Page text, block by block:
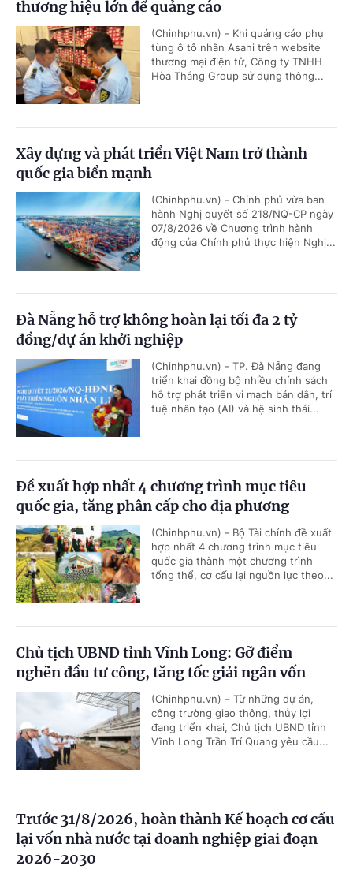
thương hiệu lớn để quảng cáo
(Chinhphu.vn) - Khi quảng cáo phụ
tùng ô tô nhãn Asahi trên website
thương mại điện tử, Công ty TNHH
Hòa Thắng Group sử dụng thông...
Xây dựng và phát triển Việt Nam trở thành
quốc gia biển mạnh
(Chinhphu.vn) - Chính phủ vừa ban
hành Nghị quyết số 218/NQ-CP ngày
07/8/2026 về Chương trình hành
động của Chính phủ thực hiện Nghị...
Đà Nẵng hỗ trợ không hoàn lại tối đa 2 tỷ
đồng/dự án khởi nghiệp
(Chinhphu.vn) - TP. Đà Nẵng đang
triển khai đồng bộ nhiều chính sách
hỗ trợ phát triển vi mạch bán dẫn, trí
tuệ nhân tạo (AI) và hệ sinh thái...
Đề xuất hợp nhất 4 chương trình mục tiêu
quốc gia, tăng phân cấp cho địa phương
(Chinhphu.vn) - Bộ Tài chính đề xuất
hợp nhất 4 chương trình mục tiêu
quốc gia thành một chương trình
tổng thể, cơ cấu lại nguồn lực theo...
Chủ tịch UBND tỉnh Vĩnh Long: Gỡ điểm
nghẽn đầu tư công, tăng tốc giải ngân vốn
(Chinhphu.vn) – Từ những dự án,
công trường giao thông, thủy lợi
đang triển khai, Chủ tịch UBND tỉnh
Vĩnh Long Trần Trí Quang yêu cầu...
Trước 31/8/2026, hoàn thành Kế hoạch cơ cấu
lại vốn nhà nước tại doanh nghiệp giai đoạn
2026-2030